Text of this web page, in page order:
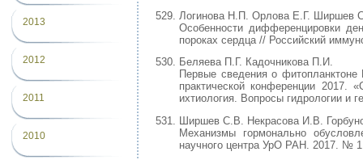
2013
2012
2011
2010
Логинова Н.П. Орлова Е.Г. Ширшев
Особенности дифференцировки
пороках сердца // Российский
Беляева П.Г. Кадочникова П.И.
Первые сведения о
практической конференции
ихтиология. Вопросы гидрологии и
Ширшев С.В. Некрасова И.В.
Механизмы гормонально
научного центра УрО РАН. 2017. №